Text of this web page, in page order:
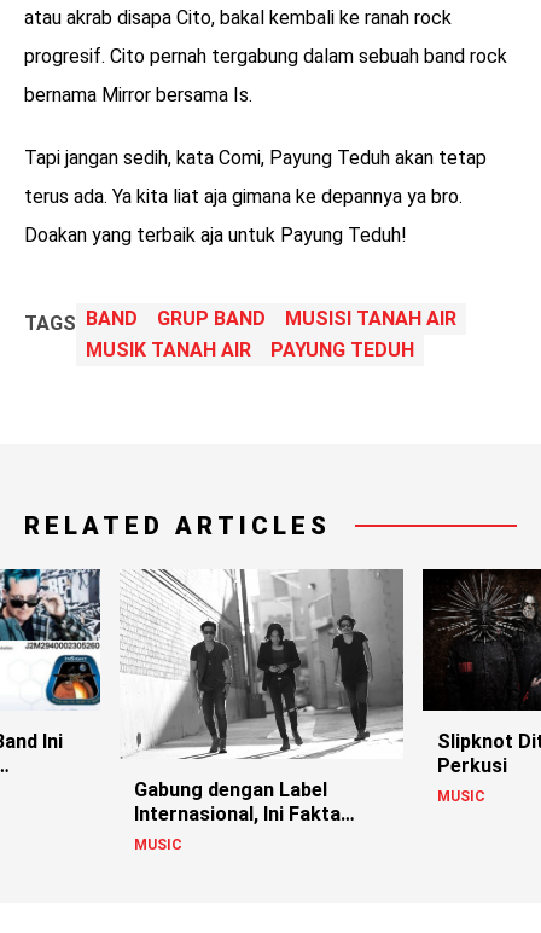
atau akrab disapa Cito, bakal kembali ke ranah rock
progresif. Cito pernah tergabung dalam sebuah band rock
bernama Mirror bersama Is.
Tapi jangan sedih, kata Comi, Payung Teduh akan tetap
terus ada. Ya kita liat aja gimana ke depannya ya bro.
Doakan yang terbaik aja untuk Payung Teduh!
TAGS BAND GRUP BAND
MUSISI TANAH AIR
MUSIK TANAH AIR
PAYUNG TEDUH
RELATED ARTICLES
Ini
Gabung dengan Label
Internasional, Ini Fakta
Menarik Band ‘Speaker
MUSIC
Slipknot
Perkusi
MUSIC